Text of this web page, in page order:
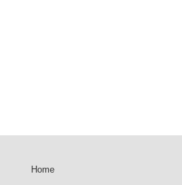
Home